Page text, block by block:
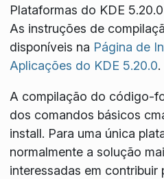
Plataformas do KDE 5.20.0
As instruções de
disponíveis na Página de
Aplicações do KDE 5.20.0.
A compilação do código-
dos comandos básicos
install. Para uma única
normalmente a solução
interessadas em contribuir